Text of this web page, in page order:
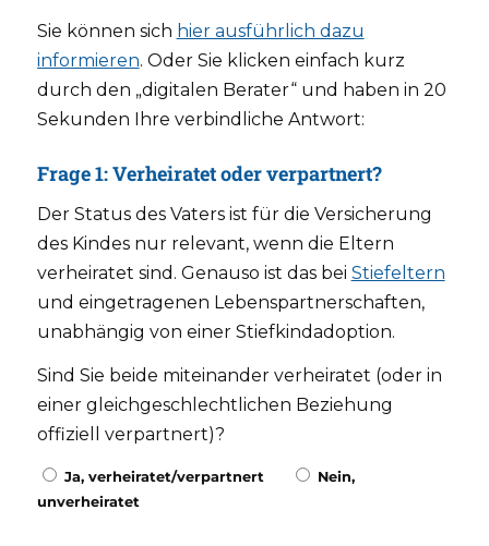
Sie können sich hier ausführlich dazu
informieren. Oder Sie klicken einfach kurz
durch den „digitalen Berater“ und haben in 20
Sekunden Ihre verbindliche Antwort:
Frage 1: Verheiratet oder verpartnert?
Der Status des Vaters ist für die Versicherung
des Kindes nur relevant, wenn die Eltern
verheiratet sind. Genauso ist das bei Stiefeltern
und eingetragenen Lebenspartnerschaften,
unabhängig von einer Stiefkindadoption.
Sind Sie beide miteinander verheiratet (oder in
einer gleichgeschlechtlichen Beziehung
offiziell verpartnert)?
Ja, verheiratet/verpartnert
Nein,
unverheiratet